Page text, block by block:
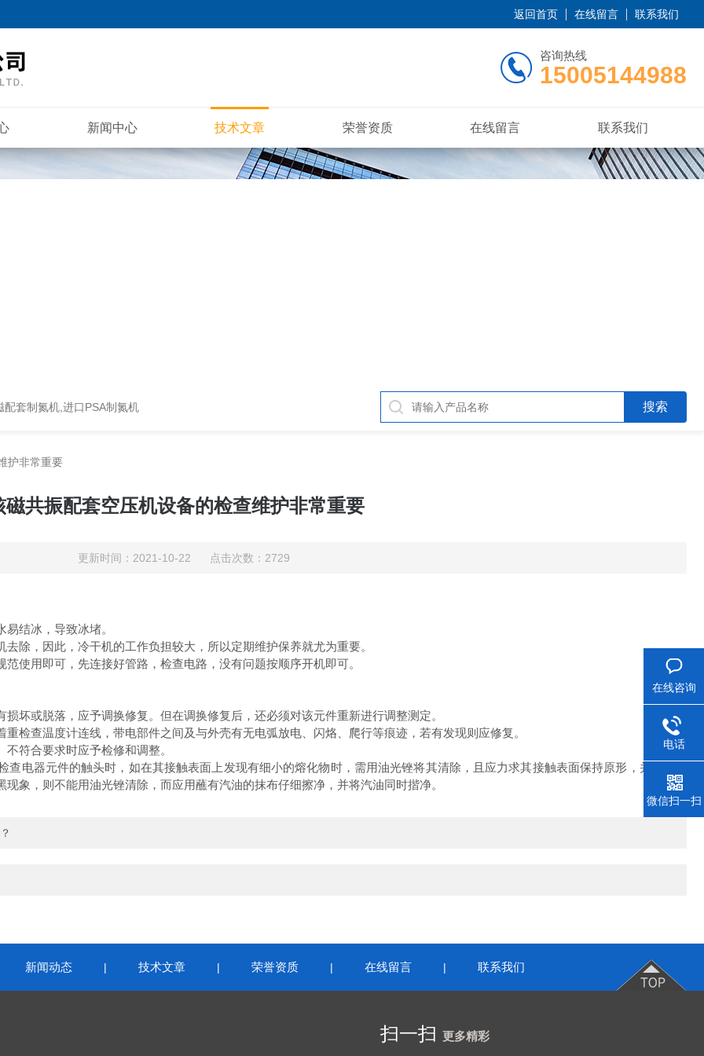
返回首页 在线留言 联系我们
咨询热线
15005144988
新闻中心 技术文章 荣誉资质 在线留言 联系我们
套制氮机,进口PSA制氮机
护非常重要
磁共振配套空压机设备的检查维护非常重要
更新时间：2021-10-22 点击次数：2729
结冰，导致冰堵。
，因此，冷干机的工作负担较大，所以定期维护保养就尤为重要。
用即可，先连接好管路，检查电路，没有问题按顺序开机即可。
或脱落，应予调换修复。但在调换修复后，还必须对该元件重新进行调整测定。
查温度计连线，带电部件之间及与外壳有无电弧放电、闪烙、爬行等痕迹，若有发现则应修复。
符合要求时应予检修和调整。
器元件的触头时，如在其接触表面上发现有细小的熔化物时，需用油光锉将其清除，且应力求其接触表面保持原形，并用抛光
象，则不能用油光锉清除，而应用蘸有汽油的抹布仔细擦净，并将汽油同时揩净。
新闻动态 | 技术文章 | 荣誉资质 | 在线留言 | 联系我们
扫一扫 更多精彩
在线咨询
电话
微信扫一扫